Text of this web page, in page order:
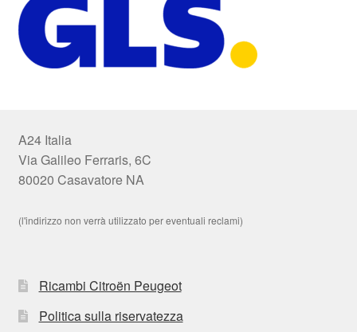
A24 Italia
Via Galileo Ferraris, 6C
80020 Casavatore NA
(l'indirizzo non verrà utilizzato per eventuali reclami)
Ricambi Citroën Peugeot
Politica sulla riservatezza